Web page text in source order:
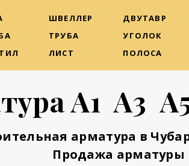
ШВЕЛЛЕР
ТРУБА
ЛИСТ
ДВУТАВР
УГОЛОК
ПОЛОСА
А1 А3
арматура в
Продажа арматуры